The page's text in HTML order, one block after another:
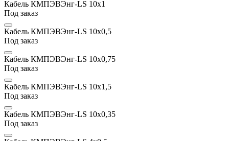
Кабель КМПЭВЭнг-LS 10х1
Под заказ
Кабель КМПЭВЭнг-LS 10x0,5
Под заказ
Кабель КМПЭВЭнг-LS 10x0,75
Под заказ
Кабель КМПЭВЭнг-LS 10х1,5
Под заказ
Кабель КМПЭВЭнг-LS 10x0,35
Под заказ